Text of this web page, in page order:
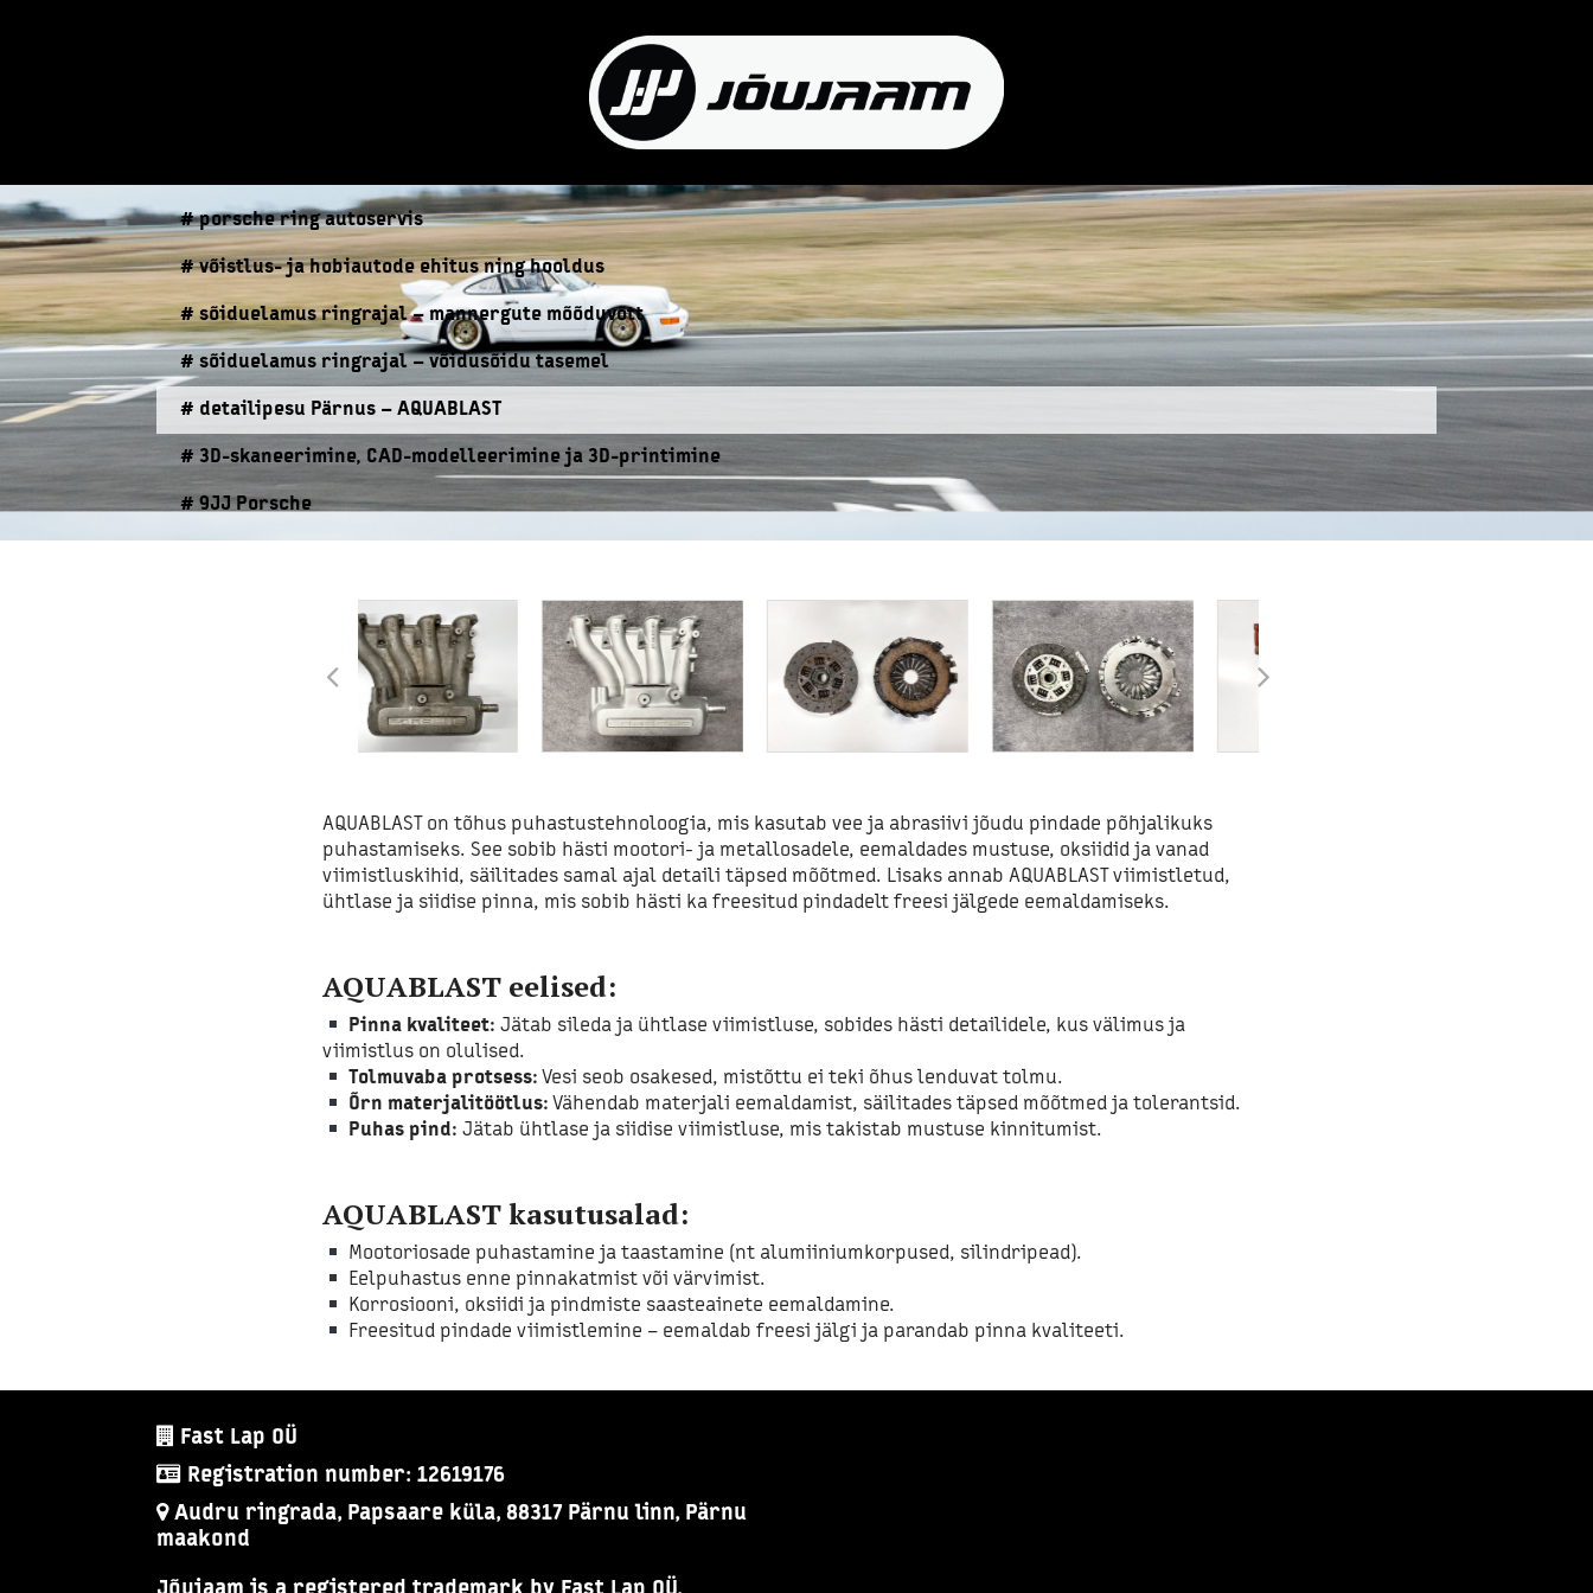
# porsche ring autoservis
# võistlus- ja hobiautode ehitus ning hooldus
# sõiduelamus ringrajal – mannergute mõõduvõtt
# sõiduelamus ringrajal – võidusõidu tasemel
# detailipesu Pärnus – AQUABLAST
# 3D-skaneerimine, CAD-modelleerimine ja 3D-printimine
# 9JJ Porsche
AQUABLAST on tõhus puhastustehnoloogia, mis kasutab vee ja abrasiivi jõudu pindade põhjalikuks
puhastamiseks. See sobib hästi mootori- ja metallosadele, eemaldades mustuse, oksiidid ja vanad
viimistluskihid, säilitades samal ajal detaili täpsed mõõtmed. Lisaks annab AQUABLAST viimistletud,
ühtlase ja siidise pinna, mis sobib hästi ka freesitud pindadelt freesi jälgede eemaldamiseks.
AQUABLAST eelised:
Pinna kvaliteet: Jätab sileda ja ühtlase viimistluse, sobides hästi detailidele, kus välimus ja
viimistlus on olulised.
Tolmuvaba protsess: Vesi seob osakesed, mistõttu ei teki õhus lenduvat tolmu.
Õrn materjalitöötlus: Vähendab materjali eemaldamist, säilitades täpsed mõõtmed ja tolerantsid.
Puhas pind: Jätab ühtlase ja siidise viimistluse, mis takistab mustuse kinnitumist.
AQUABLAST kasutusalad:
Mootoriosade puhastamine ja taastamine (nt alumiiniumkorpused, silindripead).
Eelpuhastus enne pinnakatmist või värvimist.
Korrosiooni, oksiidi ja pindmiste saasteainete eemaldamine.
Freesitud pindade viimistlemine – eemaldab freesi jälgi ja parandab pinna kvaliteeti.
Fast Lap OÜ
Registration number: 12619176
Audru ringrada, Papsaare küla, 88317 Pärnu linn, Pärnu
maakond